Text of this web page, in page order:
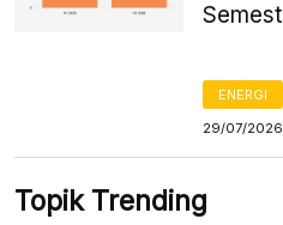
ENERGI
29/07/2026
Topik Trending